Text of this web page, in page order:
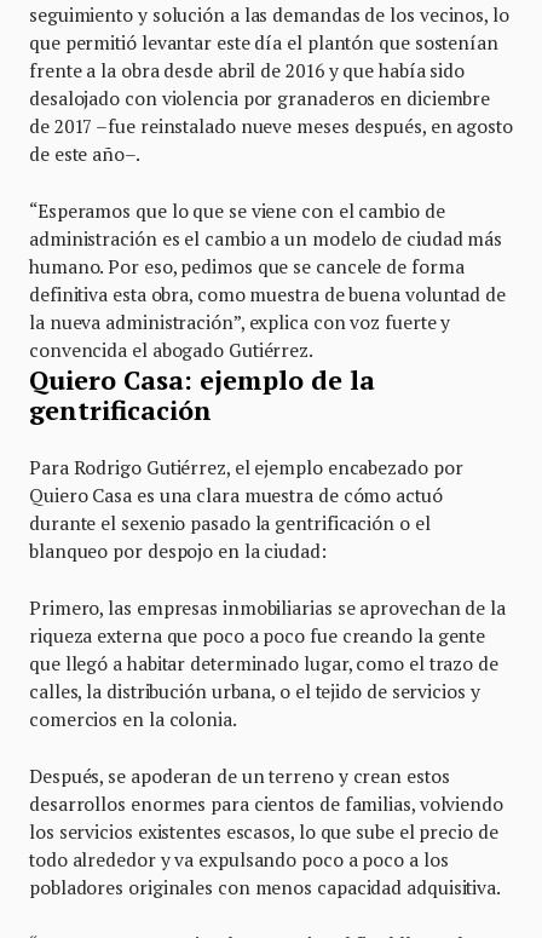
seguimiento y solución a las demandas de los vecinos, lo
que permitió levantar este día el plantón que sostenían
frente a la obra desde abril de 2016 y que había sido
desalojado con violencia por granaderos en diciembre
de 2017 –fue reinstalado nueve meses después, en agosto
de este año–.
“Esperamos que lo que se viene con el cambio de
administración es el cambio a un modelo de ciudad más
humano. Por eso, pedimos que se cancele de forma
definitiva esta obra, como muestra de buena voluntad de
la nueva administración”, explica con voz fuerte y
convencida el abogado Gutiérrez.
Quiero Casa: ejemplo de la
gentrificación
Para Rodrigo Gutiérrez, el ejemplo encabezado por
Quiero Casa es una clara muestra de cómo actuó
durante el sexenio pasado la gentrificación o el
blanqueo por despojo en la ciudad:
Primero, las empresas inmobiliarias se aprovechan de la
riqueza externa que poco a poco fue creando la gente
que llegó a habitar determinado lugar, como el trazo de
calles, la distribución urbana, o el tejido de servicios y
comercios en la colonia.
Después, se apoderan de un terreno y crean estos
desarrollos enormes para cientos de familias, volviendo
los servicios existentes escasos, lo que sube el precio de
todo alrededor y va expulsando poco a poco a los
pobladores originales con menos capacidad adquisitiva.